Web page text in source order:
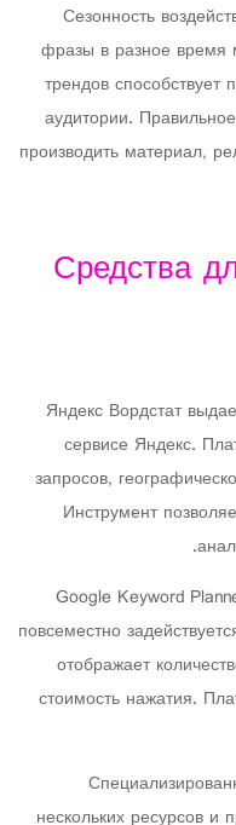
Сезонность
фразы в разное время
трендов способствует
аудитории.
производить материал,
Средства
Яндекс Вордстат
сервисе Яндекс.
запросов,
Инструмент
Google Keyword
повсеместно
отображает
стоимость нажатия.
нескольких ресурсов и